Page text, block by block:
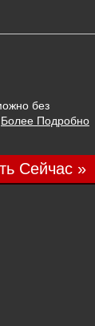
без
Более Подробно
Сейчас »